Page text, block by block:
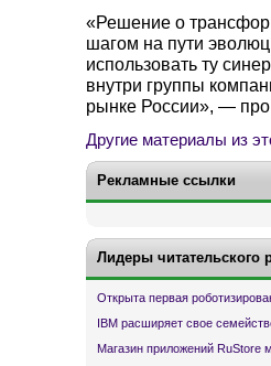
«Решение о
шагом на пути
использовать ту
внутри группы
рынке России», —
Другие материалы из
Рекламные ссылки
Лидеры читательского
Открыта первая
IBM расширяет свое
Магазин приложений RuStore